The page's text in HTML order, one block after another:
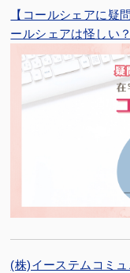
【コールシェアに疑
ールシェアは怪しい
(株)イーステムコミ